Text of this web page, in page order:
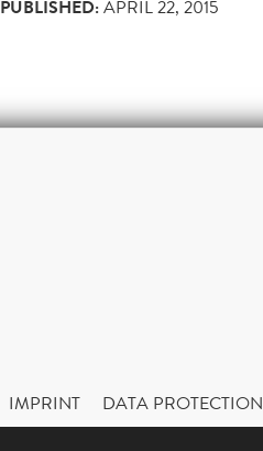
PUBLISHED:APRIL 22, 2015
IMPRINT DATA PROTECTION